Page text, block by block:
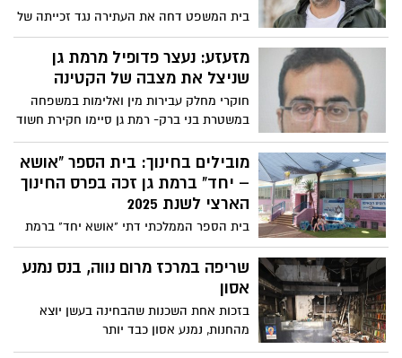
בית הספר הממלכתי דתי "אושא יחד" ברמת
תלמידים דתיים, חילוניים ומסורתיים, זכה
בפרס החינוך הארצי היוקרתי של משרד
החינוך לשנת 2025, המוענק למוסדות חינוך
פורצי דרך
שריפה במרכז מרום נווה, בנס נמנע
אסון
בזכות אחת השכנות שהבחינה בעשן יוצא
מהחנות, נמנע אסון כבד יותר
תושב רמת גן נעצר בחשד
למעורבות באירוע ניסיון רצח
כחצי שנה לאחר הרצח, נעצר חשוד במעורבות
באירוע שבסופו נרצח אדם